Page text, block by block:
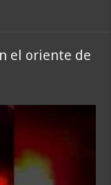
el oriente de